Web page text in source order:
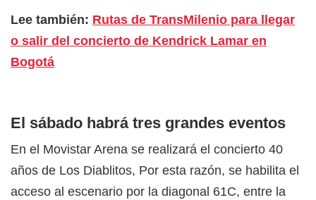
Lee también: Rutas de TransMilenio para llegar
o salir del concierto de Kendrick Lamar en
Bogotá
El sábado habrá tres grandes eventos
En el Movistar Arena se realizará el concierto 40
años de Los Diablitos, Por esta razón, se habilita el
acceso al escenario por la diagonal 61C, entre la